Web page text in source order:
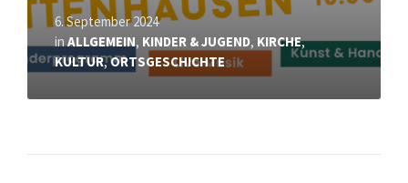
6. September 2024
inALLGEMEIN, KINDER & JUGEND, KIRCHE,
KULTUR,ORTSGESCHICHTE